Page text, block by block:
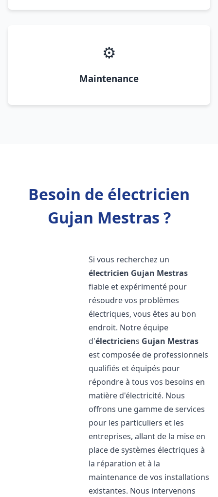
⚙️
Maintenance
Besoin de électricien
Gujan Mestras ?
Si vous recherchez un
électricien Gujan Mestras
fiable et expérimenté pour
résoudre vos problèmes
électriques, vous êtes au bon
endroit. Notre équipe
d'électriciens Gujan Mestras
est composée de professionnels
qualifiés et équipés pour
répondre à tous vos besoins en
matière d'électricité. Nous
offrons une gamme de services
pour les particuliers et les
entreprises, allant de la mise en
place de systèmes électriques à
la réparation et à la
maintenance de vos installations
existantes. Nous intervenons